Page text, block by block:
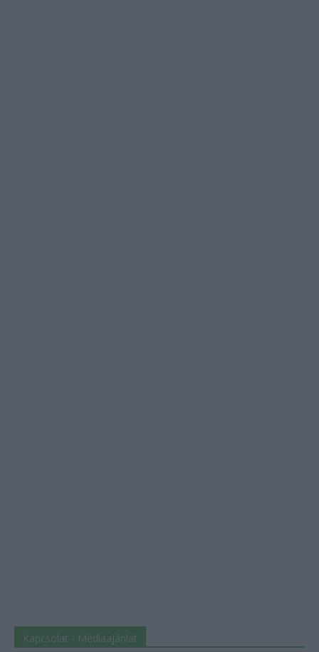
Kapcsolat - Médiaajánlat